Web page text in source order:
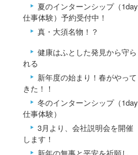
夏のインターンシップ（1day
仕事体験）予約受付中！
真・大須名物！？
健康はふとした発見から守ら
れる
新年度の始まり！春がやって
きた！！
冬のインターンシップ（1day
仕事体験）
3月より、会社説明会を開催
します！